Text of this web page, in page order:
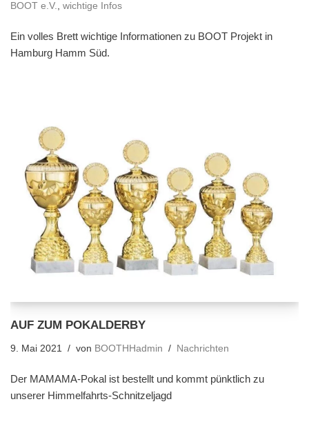
BOOT e.V., wichtige Infos
Ein volles Brett wichtige Informationen zu BOOT Projekt in
Hamburg Hamm Süd.
AUF ZUM POKALDERBY
9. Mai 2021 von BOOTHHadmin Nachrichten
Der MAMAMA-Pokal ist bestellt und kommt pünktlich zu
unserer Himmelfahrts-Schnitzeljagd